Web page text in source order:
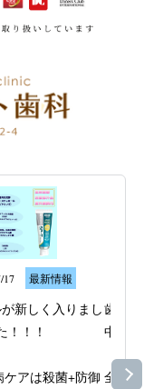
17 最新情報
新しく入りまし
！！！
アは殺菌+防御
歯ぐ
中の
全身